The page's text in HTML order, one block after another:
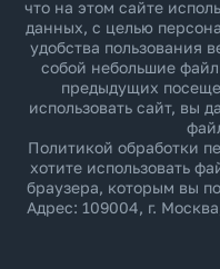
что на этом сайте
данных, с целью
удобства пользования
собой небольшие
предыдущих
использовать сайт, вы
Политикой обработки
хотите использовать
браузера, которым вы
Адрес: 109004, г.